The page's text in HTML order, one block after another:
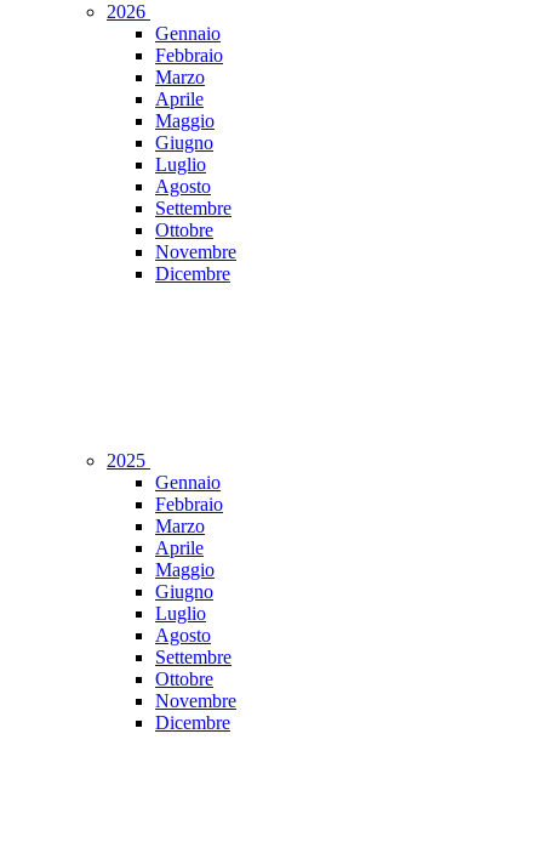
2026
Gennaio
Febbraio
Marzo
Aprile
Maggio
Giugno
Luglio
Agosto
Settembre
Ottobre
Novembre
Dicembre
2025
Gennaio
Febbraio
Marzo
Aprile
Maggio
Giugno
Luglio
Agosto
Settembre
Ottobre
Novembre
Dicembre